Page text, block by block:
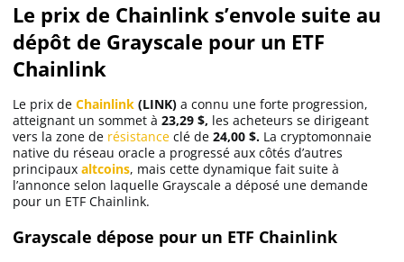
Le prix de Chainlink s’envole suite au
dépôt de Grayscale pour un ETF
Chainlink
Le prix de Chainlink (LINK) a connu une forte progression,
atteignant un sommet à 23,29 $, les acheteurs se dirigeant
vers la zone de résistance clé de 24,00 $. La cryptomonnaie
native du réseau oracle a progressé aux côtés d’autres
principaux altcoins, mais cette dynamique fait suite à
l’annonce selon laquelle Grayscale a déposé une demande
pour un ETF Chainlink.
Grayscale dépose pour un ETF Chainlink